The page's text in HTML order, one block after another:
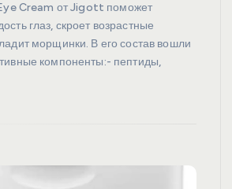
Cream от Jigott поможет
глаз, скроет возрастные
морщинки. В его состав вошли
компоненты:- пептиды,